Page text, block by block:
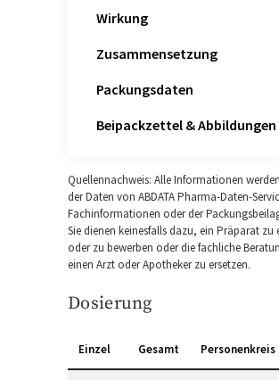
Wirkung
Zusammensetzung
Packungsdaten
Beipackzettel & Abbildungen
Quellennachweis: Alle Informationen
der Daten von ABDATA Pharma-Daten-
Fachinformationen oder der
Sie dienen keinesfalls dazu, ein Präparat zu
oder zu bewerben oder die fachliche
einen Arzt oder Apotheker zu ersetzen.
Dosierung
Einzel Gesamt Personenkreis